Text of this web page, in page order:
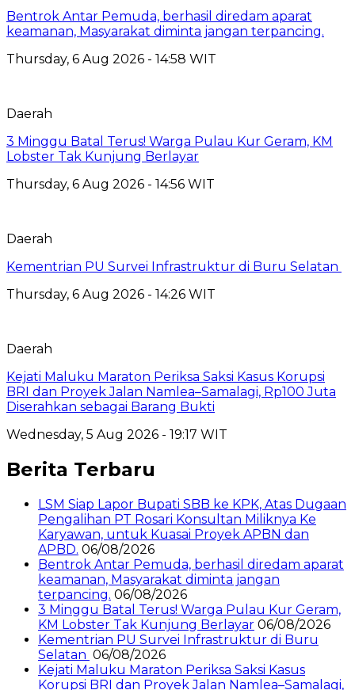
Bentrok Antar Pemuda, berhasil diredam aparat
keamanan, Masyarakat diminta jangan terpancing.
Thursday, 6 Aug 2026 - 14:58 WIT
Daerah
3 Minggu Batal Terus! Warga Pulau Kur Geram, KM
Lobster Tak Kunjung Berlayar
Thursday, 6 Aug 2026 - 14:56 WIT
Daerah
Kementrian PU Survei Infrastruktur di Buru Selatan
Thursday, 6 Aug 2026 - 14:26 WIT
Daerah
Kejati Maluku Maraton Periksa Saksi Kasus Korupsi
BRI dan Proyek Jalan Namlea–Samalagi, Rp100 Juta
Diserahkan sebagai Barang Bukti
Wednesday, 5 Aug 2026 - 19:17 WIT
Berita Terbaru
LSM Siap Lapor Bupati SBB ke KPK, Atas Dugaan
Pengalihan PT Rosari Konsultan Miliknya Ke
Karyawan, untuk Kuasai Proyek APBN dan
APBD. 06/08/2026
Bentrok Antar Pemuda, berhasil diredam aparat
keamanan, Masyarakat diminta jangan
terpancing. 06/08/2026
3 Minggu Batal Terus! Warga Pulau Kur Geram,
KM Lobster Tak Kunjung Berlayar 06/08/2026
Kementrian PU Survei Infrastruktur di Buru
Selatan 06/08/2026
Kejati Maluku Maraton Periksa Saksi Kasus
Korupsi BRI dan Proyek Jalan Namlea–Samalagi,